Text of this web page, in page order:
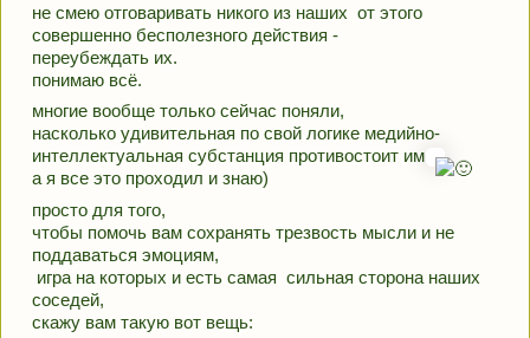
не смею отговаривать никого из наших  от этого
совершенно бесполезного действия -
переубеждать их.
понимаю всё.
многие вообще только сейчас поняли,
насколько удивительная по свой логике медийно-
интеллектуальная субстанция противостоит им
а я все это проходил и знаю)
просто для того,
чтобы помочь вам сохранять трезвость мысли и не
поддаваться эмоциям,
соседей,
скажу вам такую вот вещь: